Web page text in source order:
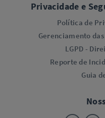
Privacidade e
Política de
Gerenciamento
LGPD -
Reporte de
Guia